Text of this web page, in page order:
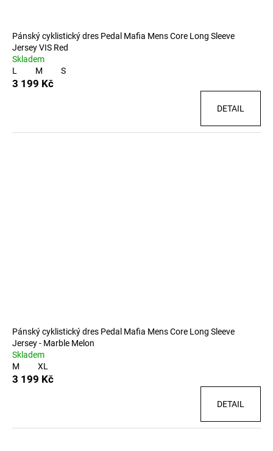
Pánský cyklistický dres Pedal Mafia Mens Core Long Sleeve
Jersey VIS Red
Skladem
L
M S
3 199 Kč
DETAIL
Pánský cyklistický dres Pedal Mafia Mens Core Long Sleeve
Jersey - Marble Melon
Skladem
M
XL
3 199 Kč
DETAIL